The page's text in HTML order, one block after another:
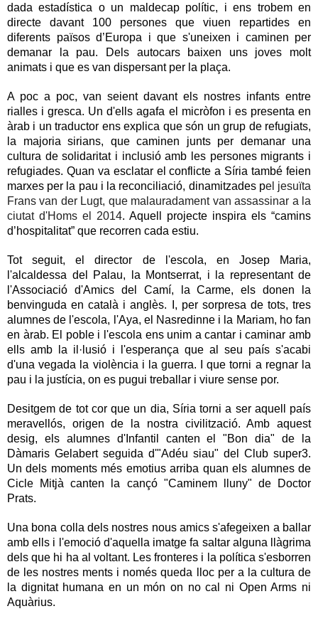
dada estadística o un maldecap polític, i ens trobem en
directe davant 100 persones que viuen repartides en
diferents països d’Europa i que s'uneixen i caminen per
demanar la pau. Dels autocars baixen uns joves molt
animats i que es van dispersant per la plaça.
A poc a poc, van seient davant els nostres infants entre
rialles i gresca. Un d'ells agafa el micròfon i es presenta en
àrab i un traductor ens explica que són un grup de refugiats,
la majoria sirians, que caminen junts per demanar una
cultura de solidaritat i inclusió amb les persones migrants i
refugiades. Quan va esclatar el conflicte a Síria també feien
marxes per la pau i la reconciliació, dinamitzades pel jesuïta
Frans van der Lugt, que malauradament van assassinar a la
ciutat d'Homs el 2014. Aquell projecte inspira els “camins
d’hospitalitat” que recorren cada estiu.
Tot seguit, el director de l'escola, en Josep Maria,
l'alcaldessa del Palau, la Montserrat, i la representant de
l'Associació d'Amics del Camí, la Carme, els donen la
benvinguda en català i anglès. I, per sorpresa de tots, tres
alumnes de l'escola, l'Aya, el Nasredinne i la Mariam, ho fan
en àrab. El poble i l'escola ens unim a cantar i caminar amb
ells amb la il·lusió i l'esperança que al seu país s'acabi
d'una vegada la violència i la guerra. I que torni a regnar la
pau i la justícia, on es pugui treballar i viure sense por.
Desitgem de tot cor que un dia, Síria torni a ser aquell país
meravellós, origen de la nostra civilització. Amb aquest
desig, els alumnes d'Infantil canten el "Bon dia" de la
Dàmaris Gelabert seguida d'"Adéu siau" del Club super3.
Un dels moments més emotius arriba quan els alumnes de
Cicle Mitjà canten la cançó "Caminem lluny" de Doctor
Prats.
Una bona colla dels nostres nous amics s'afegeixen a ballar
amb ells i l'emoció d'aquella imatge fa saltar alguna llàgrima
dels que hi ha al voltant. Les fronteres i la política s'esborren
de les nostres ments i només queda lloc per a la cultura de
la dignitat humana en un món on no cal ni Open Arms ni
Aquàrius.